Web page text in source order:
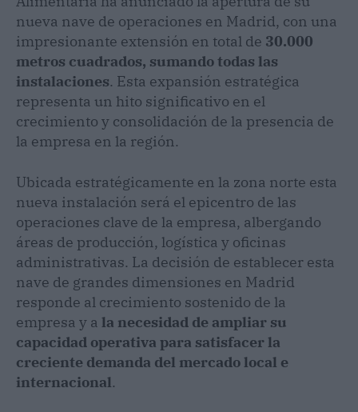
nueva nave de operaciones en Madrid, con una
impresionante extensión en total de 30.000
metros cuadrados, sumando todas las
instalaciones. Esta expansión estratégica
representa un hito significativo en el
crecimiento y consolidación de la presencia de
la empresa en la región.
Ubicada estratégicamente en la zona norte esta
nueva instalación será el epicentro de las
operaciones clave de la empresa, albergando
áreas de producción, logística y oficinas
administrativas. La decisión de establecer esta
nave de grandes dimensiones en Madrid
responde al crecimiento sostenido de la
empresa y a la necesidad de ampliar su
capacidad operativa para satisfacer la
creciente demanda del mercado local e
internacional.